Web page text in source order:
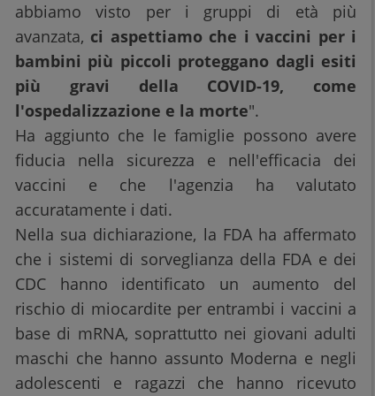
abbiamo visto per i gruppi di età più
avanzata, ci aspettiamo che i vaccini per i
bambini più piccoli proteggano dagli esiti
più gravi della COVID-19, come
l'ospedalizzazione e la morte".
Ha aggiunto che le famiglie possono avere
fiducia nella sicurezza e nell'efficacia dei
vaccini e che l'agenzia ha valutato
accuratamente i dati.
Nella sua dichiarazione, la FDA ha affermato
che i sistemi di sorveglianza della FDA e dei
CDC hanno identificato un aumento del
rischio di miocardite per entrambi i vaccini a
base di mRNA, soprattutto nei giovani adulti
maschi che hanno assunto Moderna e negli
adolescenti e ragazzi che hanno ricevuto